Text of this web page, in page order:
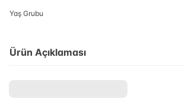
Yaş Grubu
Ürün Açıklaması